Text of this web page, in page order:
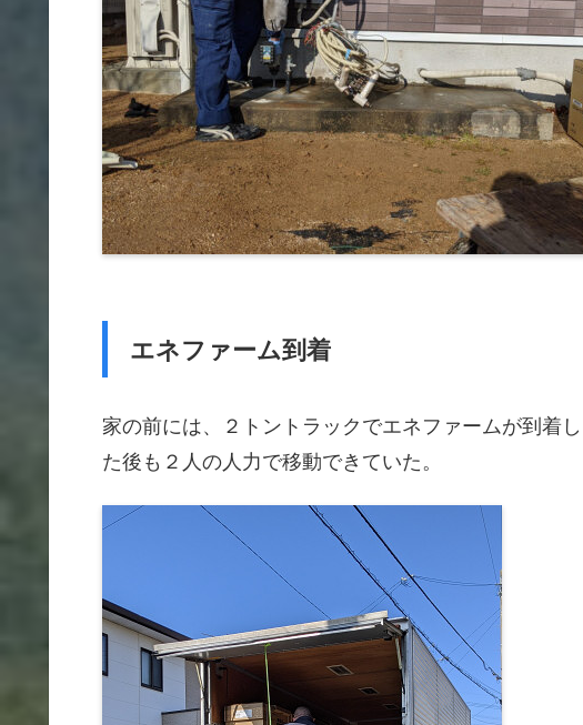
エネファーム到着
家の前には、２トントラックでエネファームが到着
た後も２人の人力で移動できていた。